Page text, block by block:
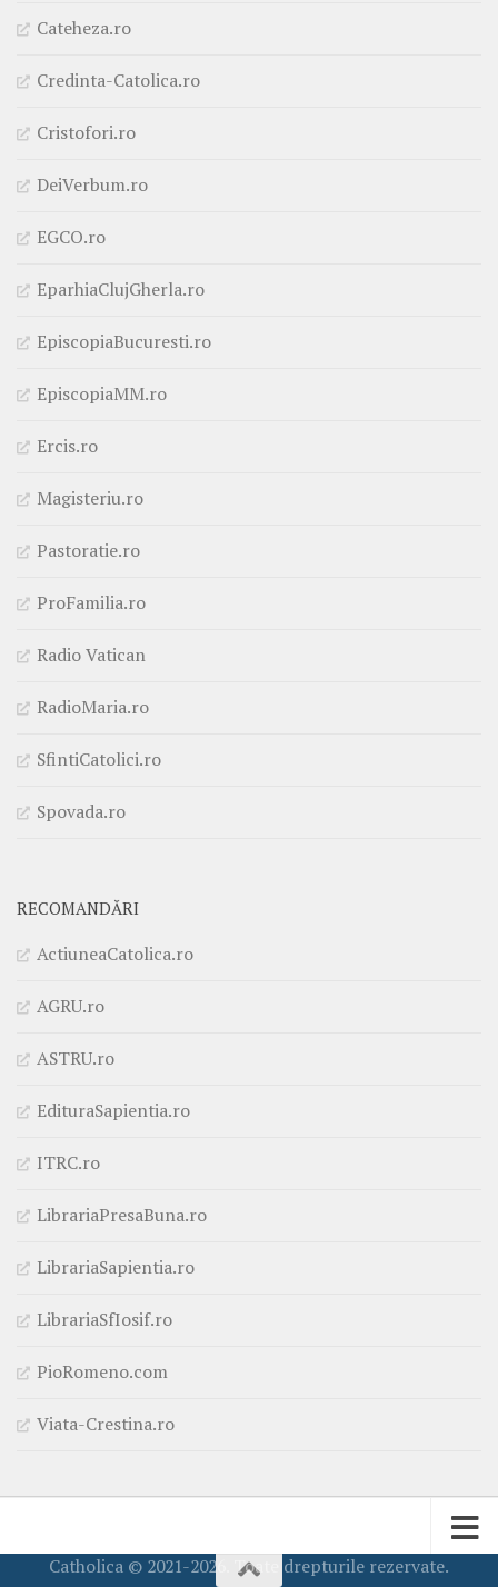
Cateheza.ro
Credinta-Catolica.ro
Cristofori.ro
DeiVerbum.ro
EGCO.ro
EparhiaClujGherla.ro
EpiscopiaBucuresti.ro
EpiscopiaMM.ro
Ercis.ro
Magisteriu.ro
Pastoratie.ro
ProFamilia.ro
Radio Vatican
RadioMaria.ro
SfintiCatolici.ro
Spovada.ro
RECOMANDĂRI
ActiuneaCatolica.ro
AGRU.ro
ASTRU.ro
EdituraSapientia.ro
ITRC.ro
LibrariaPresaBuna.ro
LibrariaSapientia.ro
LibrariaSfIosif.ro
PioRomeno.com
Viata-Crestina.ro
Catholica © 2021-2026. Toate drepturile rezervate.